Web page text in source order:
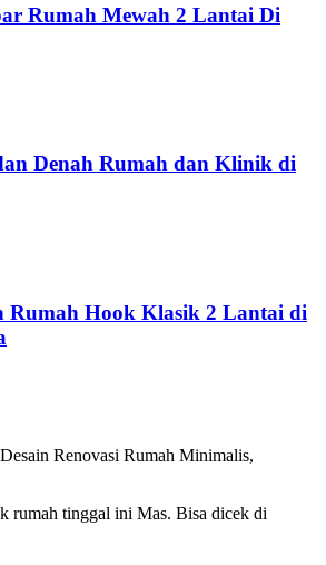
Rumah Mewah 2 Lantai Di
Denah Rumah dan Klinik di
Rumah Hook Klasik 2 Lantai di
Desain Renovasi Rumah Minimalis,
rumah tinggal ini Mas. Bisa dicek di